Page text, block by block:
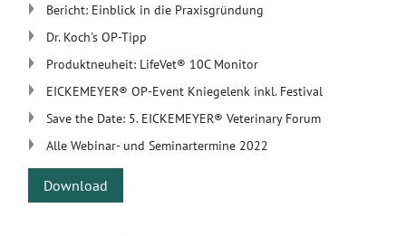
Bericht: Einblick in die Praxisgründung
Dr. Koch's OP-Tipp
Produktneuheit: LifeVet® 10C Monitor
EICKEMEYER® OP-Event Kniegelenk inkl. Festival
Save the Date: 5. EICKEMEYER® Veterinary Forum
Alle Webinar- und Seminartermine 2022
Download